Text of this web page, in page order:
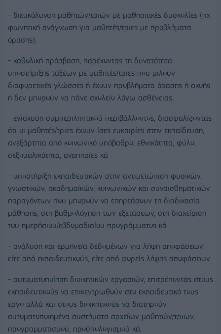
- διευκόλυνση μαθητών/τριών με μαθησιακές δυσκολίες (πχ
φωνητική ανάγνωση για μαθητές/τριες με προβλήματα
όρασης),
- καθολική πρόσβαση, παρέχοντας τη δυνατότητα
υποστήριξης τάξεων με μαθητές/τριες που μιλούν
διαφορετικές γλώσσες ή έχουν προβλήματα όρασης ή ακοής
ή δεν μπορούν να πάνε σχολείο λόγω ασθένειας,
- ενίσχυση συμπεριληπτικού περιβάλλοντος, διασφαλίζοντας
ότι οι μαθητές/τριες έχουν ίσες ευκαιρίες στην εκπαίδευση,
ανεξάρτητα από κοινωνικό υπόβαθρο, εθνικότητα, φύλο,
σεξουαλικότητα, αναπηρίες κά
- υποστήριξη εκπαιδευτικών στην αντιμετώπιση φυσικών,
γνωστικών, ακαδημαϊκών, κοινωνικών και συναισθηματικών
παραγόντων που μπορούν να επηρεάσουν τη διαδικασία
μάθησης, στη βαθμολόγηση των εξετάσεων, στη διαχείριση
του ημερήσιου/εβδομαδιαίου προγράμματος κά
- ανάλυση και ερμηνεία δεδομένων για λήψη αποφάσεων
είτε από εκπαιδευτικούς, είτε από φορείς λήψης αποφάσεων
- αυτοματοποίηση διοικητικών εργασιών, επιτρέποντας στους
εκπαιδευτικούς να επικεντρωθούν στο εκπαιδευτικό τους
έργο αλλά και στους διοικητικούς να διατηρούν
αυτοματοποιημένα συστήματα αρχείων μαθητών/τριων,
προγραμματισμού, προϋπολογισμού κά,